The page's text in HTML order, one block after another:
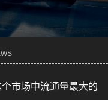
市场中流通量最大的